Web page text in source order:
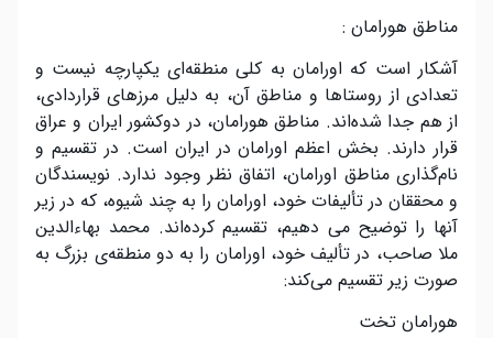
مناطق هورامان :
آشکار است که اورامان به کلی منطقهای یکپارچه نیست و
تعدادی از روستاها و مناطق آن، به دلیل مرزهای قراردادی،
از هم جدا شدهاند. مناطق هورامان، در دوکشور ایران و عراق
قرار دارند. بخش اعظم اورامان در ایران است. در تقسیم و
نامگذاری مناطق اورامان، اتفاق نظر وجود ندارد. نویسندگان
و محققان در تألیفات خود، اورامان را به چند شیوه، که در زیر
آنها را توضیح می دهیم، تقسیم کردهاند. محمد بهاءالدین
ملا صاحب، در تألیف خود، اورامان را به دو منطقهی بزرگ به
صورت زیر تقسیم میکند:
هورامان تخت